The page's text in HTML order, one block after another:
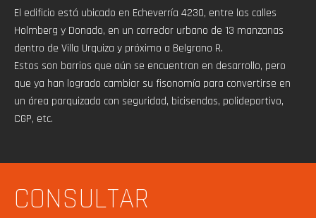
El edificio está ubicado en Echeverría 4230, entre las calles
Holmberg y Donado, en un corredor urbano de 13 manzanas
dentro de Villa Urquiza y próximo a Belgrano R.
Estos son barrios que aún se encuentran en desarrollo, pero
que ya han logrado cambiar su fisonomía para convertirse en
un área parquizada con seguridad, bicisendas, polideportivo,
CGP, etc.
CONSULTAR